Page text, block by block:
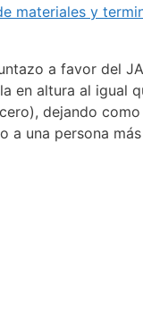
materiales y
a favor del
en altura al igual
dejando
a una persona